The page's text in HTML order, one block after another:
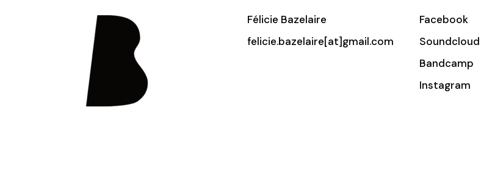
Félicie Bazelaire
felicie.bazelaire[at]gmail.com
Facebook
Soundcloud
Bandcamp
Instagram